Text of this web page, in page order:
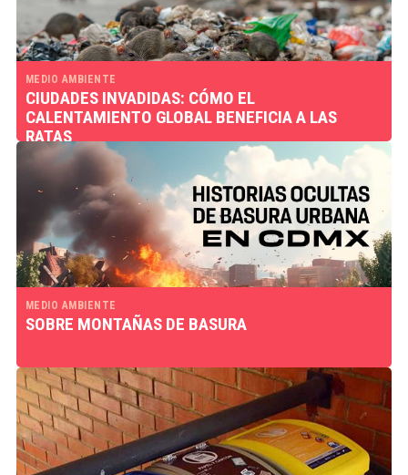
MEDIO AMBIENTE
CIUDADES INVADIDAS: CÓMO EL
CALENTAMIENTO GLOBAL BENEFICIA A LAS
RATAS
MEDIO AMBIENTE
SOBRE MONTAÑAS DE BASURA